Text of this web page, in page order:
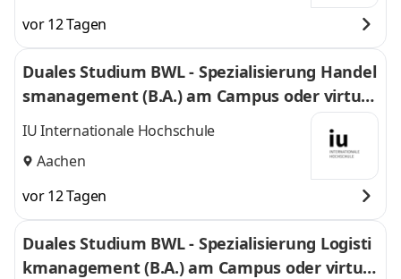
vor 12 Tagen
Duales Studium BWL - Spezialisierung Handel
smanagement (B.A.) am Campus oder virtuel
l
IU Internationale Hochschule
Aachen
vor 12 Tagen
Duales Studium BWL - Spezialisierung Logisti
kmanagement (B.A.) am Campus oder virtuel